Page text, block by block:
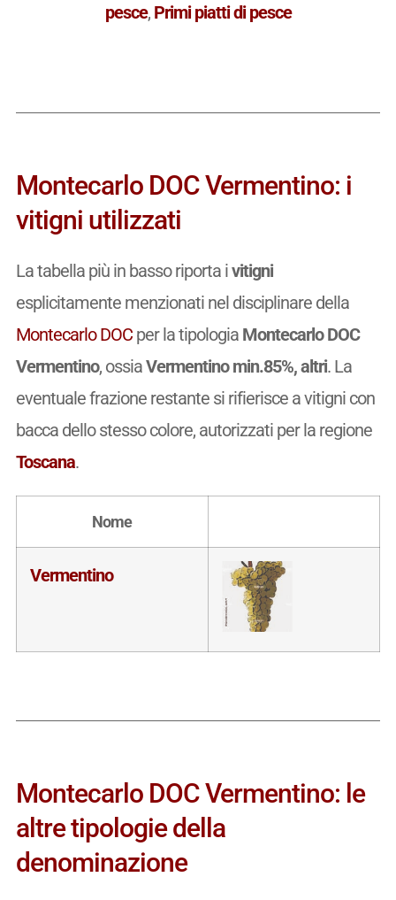
pesce, Primi piatti di pesce
Montecarlo DOC Vermentino: i
vitigni utilizzati
La tabella più in basso riporta ivitigni
esplicitamente menzionati nel disciplinare della
Montecarlo DOCper la tipologia Montecarlo DOC
Vermentino, ossiaVermentino min.85%, altri. La
eventuale frazione restante si rifierisce a vitigni con
bacca dello stesso colore, autorizzati per la regione
Toscana.
Nome
Vermentino
Montecarlo DOC Vermentino: le
altre tipologie della
denominazione